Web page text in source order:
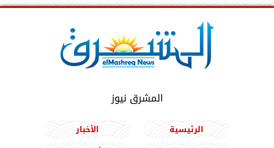
المشرق نيوز
الرئيسية
الأخبار